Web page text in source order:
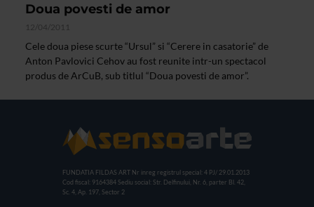
Doua povesti de amor
12/04/2011
Cele doua piese scurte “Ursul” si “Cerere in casatorie” de
Anton Pavlovici Cehov au fost reunite intr-un spectacol
produs de ArCuB, sub titlul “Doua povesti de amor”.
FUNDATIA FILDAS ART Nr inreg registrul special: 4 PJ/ 29.01.2013
Cod fiscal: 9164384 Sediu social: Str. Delfinului, Nr. 6, parter Bl. 42,
Sc. 4, Ap. 197, Sector 2